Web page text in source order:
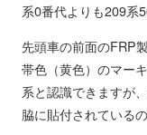
系0番代よりも209系
先頭車の前面のFRP
帯色（黄色）のマー
系と認識できますが
脇に貼付されている